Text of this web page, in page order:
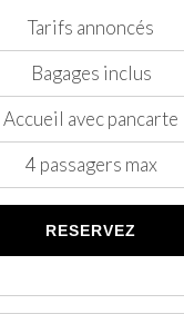
Tarifs annoncés
Bagages inclus
Accueil avec pancarte
4 passagers max
RESERVEZ